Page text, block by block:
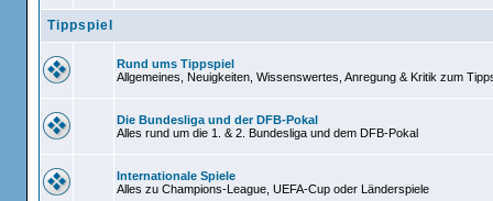
Tippspiel
Rund ums Tippspiel
Allgemeines, Neuigkeiten, Wissenswertes, Anregung & Kritik zum
Die Bundesliga und der DFB-Pokal
Alles rund um die 1. & 2. Bundesliga und dem DFB-Pokal
Internationale Spiele
Alles zu Champions-League, UEFA-Cup oder Länderspiele